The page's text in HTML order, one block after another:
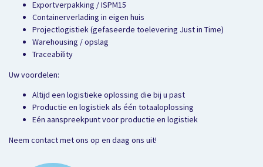
Exportverpakking / ISPM15
Containerverlading in eigen huis
Projectlogistiek (gefaseerde toelevering Just in Time)
Warehousing / opslag
Traceability
Uw voordelen:
Altijd een logistieke oplossing die bij u past
Productie en logistiek als één totaaloplossing
Eén aanspreekpunt voor productie en logistiek
Neem contact met ons op en daag ons uit!